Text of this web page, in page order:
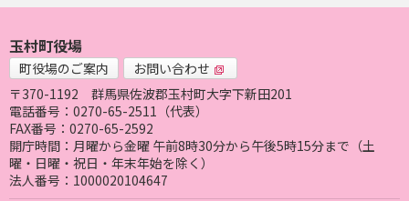
玉村町役場
町役場のご案内
お問い合わせ
〒370-1192
群馬県佐波郡玉村町大字下新田201
電話番号：0270-65-2511（代表）
FAX番号：0270-65-2592
開庁時間：月曜から金曜 午前8時30分から午後5時15分まで（土
曜・日曜・祝日・年末年始を除く）
法人番号：1000020104647